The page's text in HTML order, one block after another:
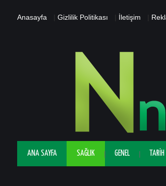
Anasayfa Gizlilik Politikası İletişim
ANA SAYFA SAĞLIK GENEL TARIH